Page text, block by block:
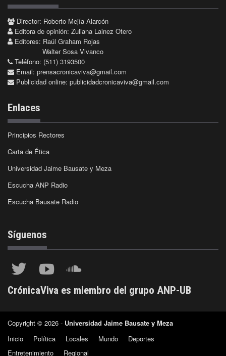
Director: Roberto Mejía Alarcón
Editora de opinión: Zuliana Lainez Otero
Editores: Raúl Graham Rojas
Walter Sosa Vivanco
Teléfono: (511) 3193500
Email: prensacronicaviva@gmail.com
Publicidad online: publicidadcronicaviva@gmail.com
Enlaces
Principios Rectores
Carta de Ética
Universidad Jaime Bausate y Meza
Escucha ANP Radio
Escucha Bausate Radio
Síguenos
CrónicaViva es miembro del grupo ANP-UB
Copyright © 2026 - Universidad Jaime Bausate y Meza
Inicio
Política Locales Mundo
Deportes
Entretenimiento
Regional